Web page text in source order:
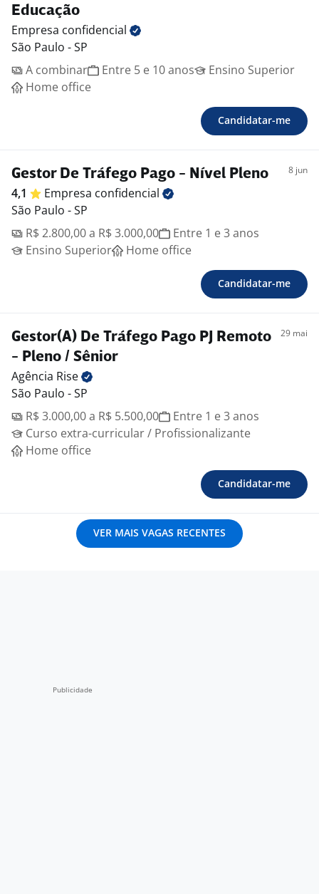
Educação
Empresa confidencial
São Paulo - SP
A combinar
Entre 5 e 10 anos
Ensino Superior
Home office
Candidatar-me
Gestor De Tráfego Pago - Nível Pleno 8 jun
4,1 Empresa confidencial
São Paulo - SP
R$ 2.800,00 a R$ 3.000,00
Entre 1 e 3 anos
Ensino Superior
Home office
Candidatar-me
Gestor(A) De Tráfego Pago PJ Remoto
- Pleno / Sênior
29 mai
Agência Rise
São Paulo - SP
R$ 3.000,00 a R$ 5.500,00
Entre 1 e 3 anos
Curso extra-curricular / Profissionalizante
Home office
Candidatar-me
VER MAIS VAGAS RECENTES